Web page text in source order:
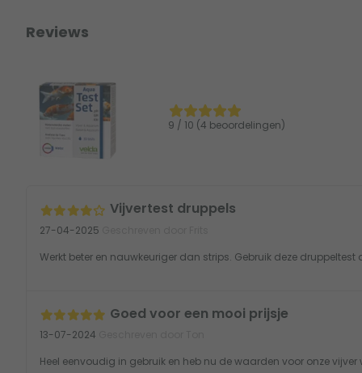
Reviews
9 / 10 (4 beoordelingen)
Vijvertest druppels
27-04-2025
Werkt beter en nauwkeuriger dan strips. Gebruik deze druppeltest
Goed voor een mooi prijsje
13-07-2024
Heel eenvoudig in gebruik en heb nu de waarden voor onze vijver